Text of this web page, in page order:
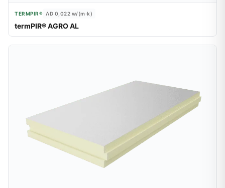
TERMPIR® ΛD 0,022 w/(m·k)
termPIR® AGRO AL